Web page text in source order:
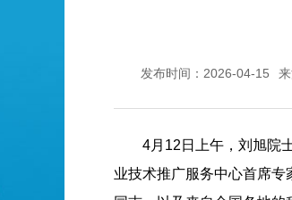
发布时间：2026-04-15
4月12日上午，刘旭院
业技术推广服务中心首席